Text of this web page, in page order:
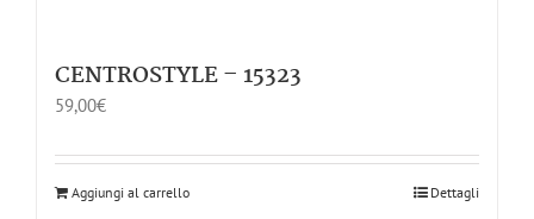
CENTROSTYLE – 15323
59,00€
Aggiungi al carrello Dettagli